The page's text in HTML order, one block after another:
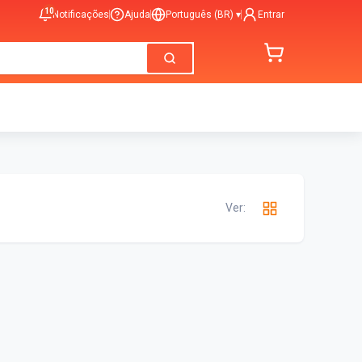
10Notificações Ajuda Português (BR) ▾ Entrar
Ver: